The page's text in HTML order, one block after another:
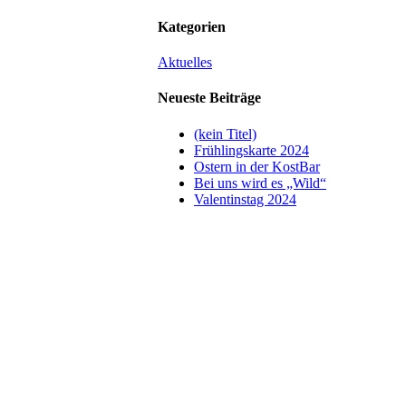
Kategorien
Aktuelles
Neueste Beiträge
(kein Titel)
Frühlingskarte 2024
Ostern in der KostBar
Bei uns wird es „Wild“
Valentinstag 2024